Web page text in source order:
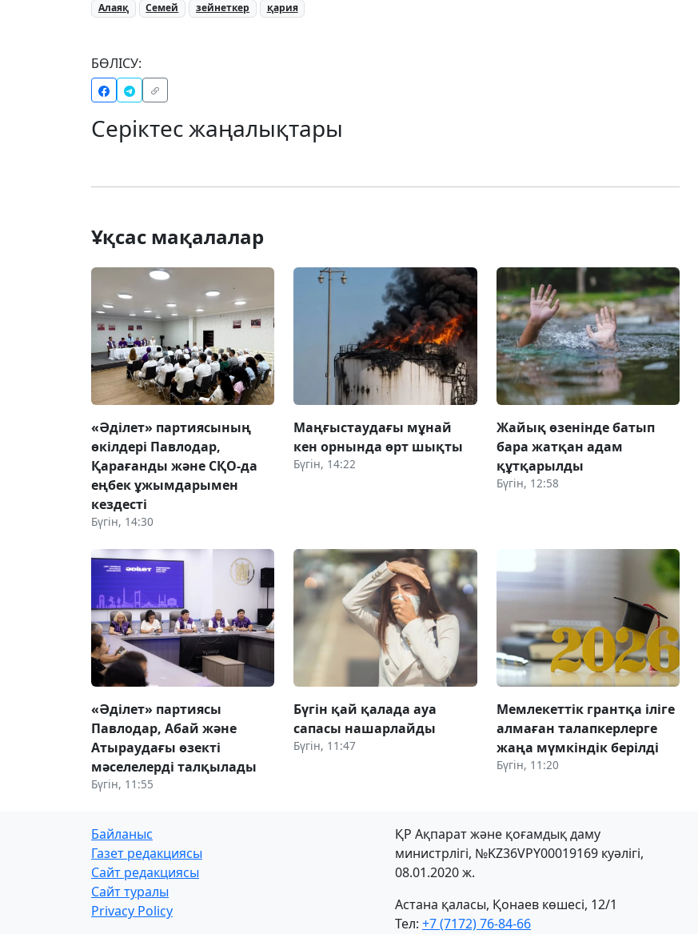
Алаяқ Семей зейнеткер қария
БӨЛІСУ:
Серіктес жаңалықтары
Ұқсас мақалалар
«Әділет» партиясының
өкілдері Павлодар,
Қарағанды және СҚО-да
еңбек ұжымдарымен
кездесті
Бүгін, 14:30
Маңғыстаудағы мұнай
кен орнында өрт шықты
Бүгін, 14:22
Жайық өзенінде батып
бара жатқан адам
құтқарылды
Бүгін, 12:58
«Әділет» партиясы
Павлодар, Абай және
Атыраудағы өзекті
мәселелерді талқылады
Бүгін, 11:55
Бүгін қай қалада ауа
сапасы нашарлайды
Бүгін, 11:47
Мемлекеттік грантқа іліге
алмаған талапкерлерге
жаңа мүмкіндік берілді
Бүгін, 11:20
Байланыс
Газет редакциясы
Сайт редакциясы
Сайт туралы
Privacy Policy
ҚР Ақпарат және қоғамдық даму
министрлігі, №KZ36VPY00019169 куәлігі,
08.01.2020 ж.
Астана қаласы, Қонаев көшесі, 12/1
Тел: +7 (7172) 76-84-66